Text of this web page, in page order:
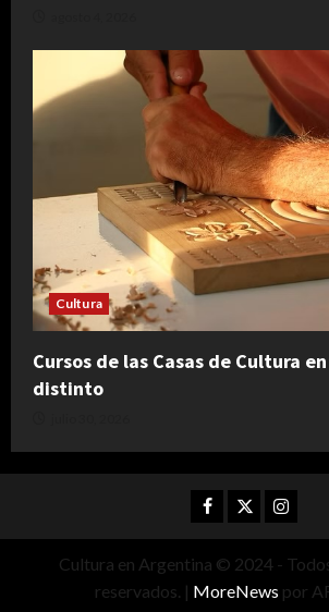
Cultura
Cursos de las Casas de Cultura
distinto
Facebook
Twitter
Cultura en Argentina © 2024 -
reservados. | MoreNews por